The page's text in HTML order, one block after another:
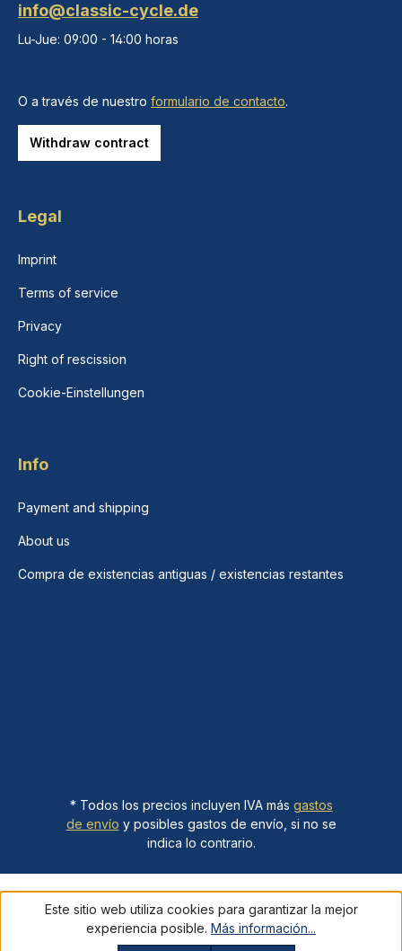
info@classic-cycle.de
Lu-Jue: 09:00 - 14:00 horas
O a través de nuestro formulario de contacto.
Withdraw contract
Legal
Imprint
Terms of service
Privacy
Right of rescission
Cookie-Einstellungen
Info
Payment and shipping
About us
Compra de existencias antiguas / existencias restantes
* Todos los precios incluyen IVA más gastos
de envío y posibles gastos de envío, si no se
indica lo contrario.
Este sitio web utiliza cookies para garantizar la mejor
experiencia posible. Más información...